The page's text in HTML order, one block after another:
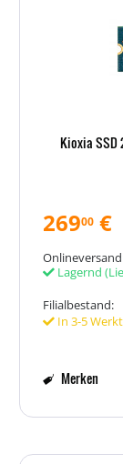
Kioxia SSD
26900 €
Lagernd
Filialbestand:
In 3-5
Merken